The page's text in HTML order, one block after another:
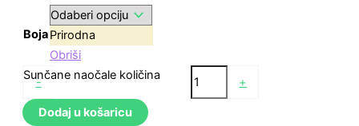
BojaPrirodna
Obriši
-
Sunčane naočale količina +
Dodaj u košaricu